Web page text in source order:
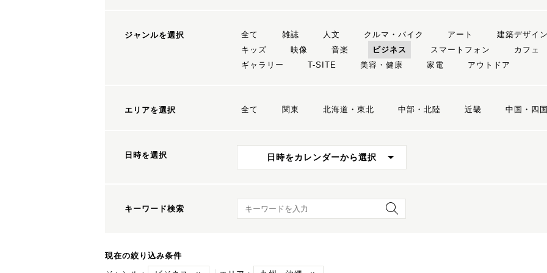
ジャンルを選択 全て 雑誌 人文 クルマ・バイク アート
建築デザイ
キッズ
映像 音楽 ビジネス スマートフォン
カフェ
ギャラリー
T-SITE 美容・健康 家電 アウトドア
エリアを選択 全て 関東 北海道・東北 中部・北陸 近畿 中国・四
日時を選択 日時をカレンダーから選択
キーワード検索 キーワード検索
現在の絞り込み条件